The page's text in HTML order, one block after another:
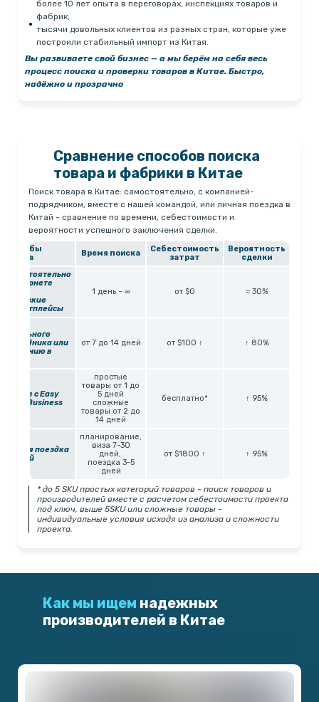
более 10 лет опыта в переговорах, инспекциях товаров и
фабрик;
тысячи довольных клиентов из разных стран, которые уже
построили стабильный импорт из Китая.
Вы развиваете свой бизнес — а мы берём на себя весь
процесс поиска и проверки товаров в Китае. Быстро,
надёжно и прозрачно
Сравнение способов поиска
товара и фабрики в Китае
Поиск товара в Китае: самостоятельно, с компанией-
подрядчиком, вместе с нашей командой, или личная поездка в
Китай - сравнение по времени, себестоимости и
вероятности успешного заключения сделки.
Способы
поиска
Время поиска
Себестоимость
затрат
Вероятность
сделки
Самостоятельно
в интернете
китайские
маркетплейсы
1 день – ∞ от $0 ≈ 30%
локального
посредника или
компаниюв
от 7 до 14 дней от $100 ↑ ↑ 80%
Вместе с Easy
China Business
простые
товары от 1 до
5 дней
сложные
товары от 2 до
14 дней
бесплатно* ↑ 95%
Личная поездка
в Китай
планирование,
виза 7-30
дней,
поездка 3-5
дней
от $1800 ↑ ↑ 95%
* до 5 SKU простых категорий товаров - поиск товаров и
производителей вместе с расчетом себестоимости проекта
под ключ, выше 5SKU или сложные товары -
индивидуальные условия исходя из анализа и сложности
проекта.
Как мы ищем надежных
производителей в Китае